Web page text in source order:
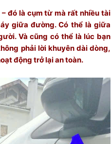
– đó là cụm từ mà rất nhiều tài
giữa đường. Có thể là giữa
Và cũng có thể là lúc bạn
phải lời khuyên dài dòng,
động trở lại an toàn.